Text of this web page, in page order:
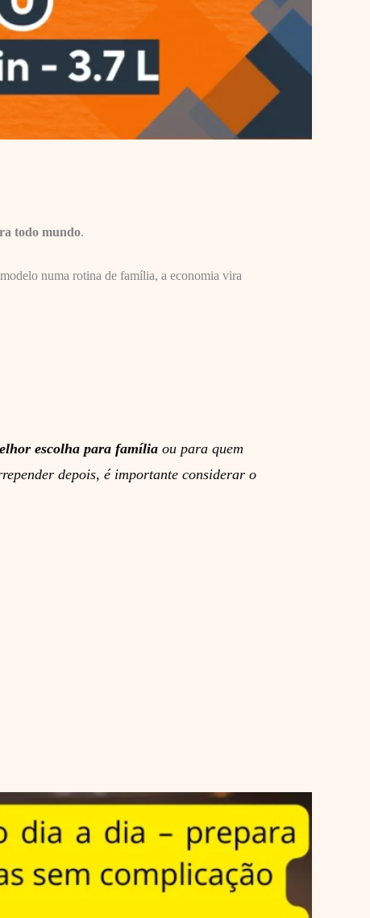
todo mundo.
numa rotina de família, a economia vira
escolha para família ou para quem
depois, é importante considerar o